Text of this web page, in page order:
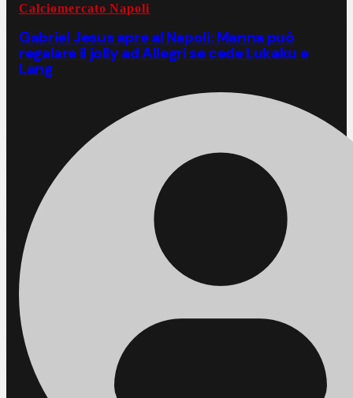
Calciomercato Napoli
Gabriel Jesus apre al Napoli: Manna può
regalare il jolly ad Allegri se cede Lukaku e
Lang